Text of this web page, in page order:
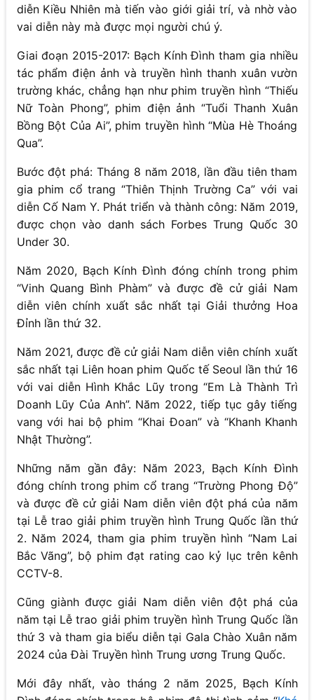
diễn Kiều Nhiên mà tiến vào giới giải trí, và nhờ vào
vai diễn này mà được mọi người chú ý.
Giai đoạn 2015-2017: Bạch Kính Đình tham gia nhiều
tác phẩm điện ảnh và truyền hình thanh xuân vườn
trường khác, chẳng hạn như phim truyền hình “Thiếu
Nữ Toàn Phong”, phim điện ảnh “Tuổi Thanh Xuân
Bồng Bột Của Ai”, phim truyền hình “Mùa Hè Thoáng
Qua”.
Bước đột phá: Tháng 8 năm 2018, lần đầu tiên tham
gia phim cổ trang “Thiên Thịnh Trường Ca” với vai
diễn Cố Nam Y. Phát triển và thành công: Năm 2019,
được chọn vào danh sách Forbes Trung Quốc 30
Under 30.
Năm 2020, Bạch Kính Đình đóng chính trong phim
“Vinh Quang Bình Phàm” và được đề cử giải Nam
diễn viên chính xuất sắc nhất tại Giải thưởng Hoa
Đỉnh lần thứ 32.
Năm 2021, được đề cử giải Nam diễn viên chính xuất
sắc nhất tại Liên hoan phim Quốc tế Seoul lần thứ 16
với vai diễn Hình Khắc Lũy trong “Em Là Thành Trì
Doanh Lũy Của Anh”. Năm 2022, tiếp tục gây tiếng
vang với hai bộ phim “Khai Đoan” và “Khanh Khanh
Nhật Thường”.
Những năm gần đây: Năm 2023, Bạch Kính Đình
đóng chính trong phim cổ trang “Trường Phong Độ”
và được đề cử giải Nam diễn viên đột phá của năm
tại Lễ trao giải phim truyền hình Trung Quốc lần thứ
2. Năm 2024, tham gia phim truyền hình “Nam Lai
Bắc Vãng”, bộ phim đạt rating cao kỷ lục trên kênh
CCTV-8.
Cũng giành được giải Nam diễn viên đột phá của
năm tại Lễ trao giải phim truyền hình Trung Quốc lần
thứ 3 và tham gia biểu diễn tại Gala Chào Xuân năm
2024 của Đài Truyền hình Trung ương Trung Quốc.
Mới đây nhất, vào tháng 2 năm 2025, Bạch Kính